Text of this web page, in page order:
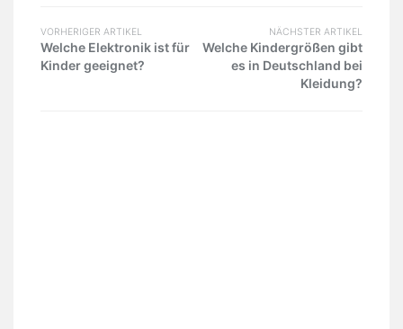
VORHERIGER ARTIKEL
Welche Elektronik ist für
Kinder geeignet?
NÄCHSTER ARTIKEL
Welche Kindergrößen gibt
es in Deutschland bei
Kleidung?